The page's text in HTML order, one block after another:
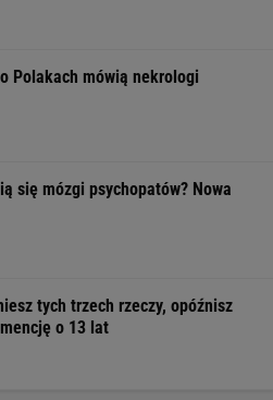
Polakach mówią nekrologi
się mózgi psychopatów? Nowa
tych trzech rzeczy, opóźnisz
o 13 lat